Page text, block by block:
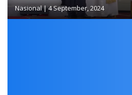
Nasional|4 September, 2024